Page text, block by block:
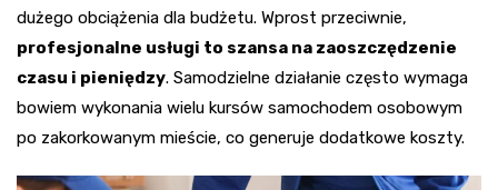
dużego obciążenia dla budżetu. Wprost przeciwnie,
profesjonalne usługi to szansa na zaoszczędzenie
czasu i pieniędzy. Samodzielne działanie często wymaga
bowiem wykonania wielu kursów samochodem osobowym
po zakorkowanym mieście, co generuje dodatkowe koszty.